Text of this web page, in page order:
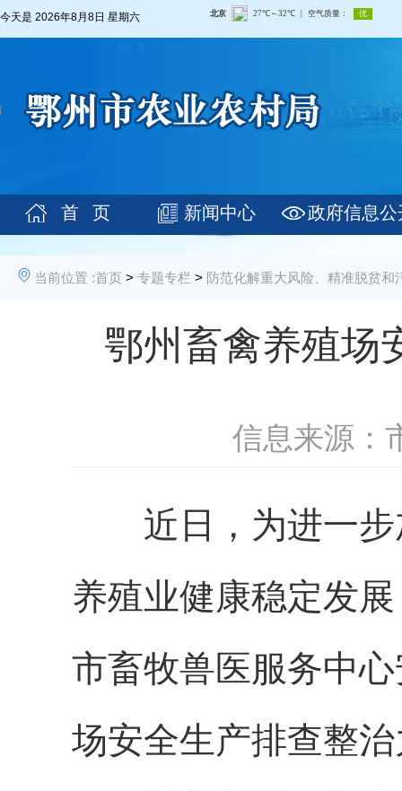
今天是 2026年8月8日 星期六
首 页 新闻中心 政府信息公
当前位置 :首页 > 专题专栏 > 防范化解重大风险、精准脱贫和
鄂州畜禽养殖场
信息来源：
近日，为进一步
养殖业健康稳定发
市畜牧兽医服务中
场安全生产排查整